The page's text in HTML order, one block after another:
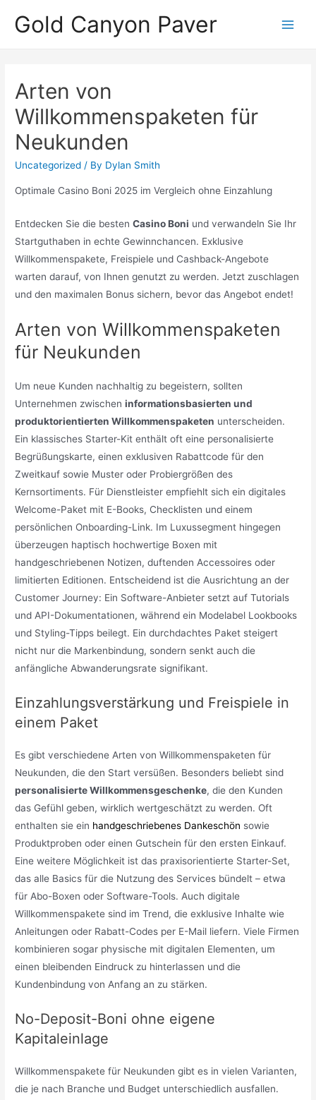
Gold Canyon Paver
Arten von
Willkommenspaketen für
Neukunden
Uncategorized / By Dylan Smith
Optimale Casino Boni 2025 im Vergleich ohne Einzahlung
Entdecken Sie die bestenCasino Boni und verwandeln Sie Ihr
Startguthaben in echte Gewinnchancen. Exklusive
Willkommenspakete, Freispiele und Cashback-Angebote
warten darauf, von Ihnen genutzt zu werden. Jetzt zuschlagen
und den maximalen Bonus sichern, bevor das Angebot endet!
Arten von Willkommenspaketen
für Neukunden
Um neue Kunden nachhaltig zu begeistern, sollten
Unternehmen zwischeninformationsbasierten und
produktorientierten Willkommenspaketen unterscheiden.
Ein klassisches Starter-Kit enthält oft eine personalisierte
Begrüßungskarte, einen exklusiven Rabattcode für den
Zweitkauf sowie Muster oder Probiergrößen des
Kernsortiments. Für Dienstleister empfiehlt sich ein digitales
Welcome-Paket mit E-Books, Checklisten und einem
persönlichen Onboarding-Link. Im Luxussegment hingegen
überzeugen haptisch hochwertige Boxen mit
handgeschriebenen Notizen, duftenden Accessoires oder
limitierten Editionen. Entscheidend ist die Ausrichtung an der
Customer Journey: Ein Software-Anbieter setzt auf Tutorials
und API-Dokumentationen, während ein Modelabel Lookbooks
und Styling-Tipps beilegt. Ein durchdachtes Paket steigert
nicht nur die Markenbindung, sondern senkt auch die
anfängliche Abwanderungsrate signifikant.
Einzahlungsverstärkung und Freispiele in
einem Paket
Es gibt verschiedene Arten von Willkommenspaketen für
Neukunden, die den Start versüßen. Besonders beliebt sind
personalisierte Willkommensgeschenke, die den Kunden
das Gefühl geben, wirklich wertgeschätzt zu werden. Oft
enthalten sie ein handgeschriebenes Dankeschön sowie
Produktproben oder einen Gutschein für den ersten Einkauf.
Eine weitere Möglichkeit ist das praxisorientierte Starter-Set,
das alle Basics für die Nutzung des Services bündelt – etwa
für Abo-Boxen oder Software-Tools. Auch digitale
Willkommenspakete sind im Trend, die exklusive Inhalte wie
Anleitungen oder Rabatt-Codes per E-Mail liefern. Viele Firmen
kombinieren sogar physische mit digitalen Elementen, um
einen bleibenden Eindruck zu hinterlassen und die
Kundenbindung von Anfang an zu stärken.
No-Deposit-Boni ohne eigene
Kapitaleinlage
Willkommenspakete für Neukunden gibt es in vielen Varianten,
die je nach Branche und Budget unterschiedlich ausfallen.